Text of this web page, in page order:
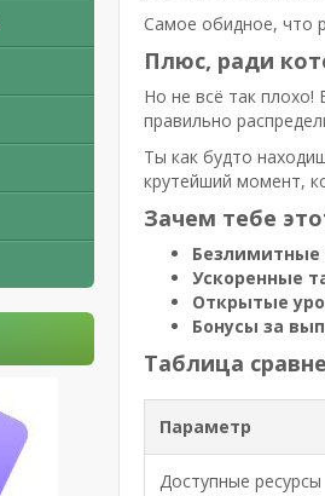
Самое обидное, что
Плюс, ради
Но не всё так
правильно
Ты как будто
крутейший момент,
Зачем тебе
Безлимитные
Ускоренные
Открытые
Бонусы за
Таблица
Параметр
Доступные ресурсы